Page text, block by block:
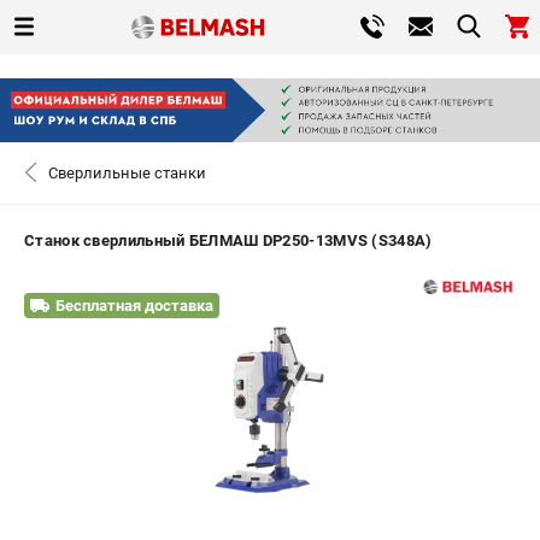
САНКТ-ПЕТЕРБУРГ
0
Сверлильные станки
Станок сверлильный БЕЛМАШ DP250-13MVS (S348A)
Бесплатная доставка